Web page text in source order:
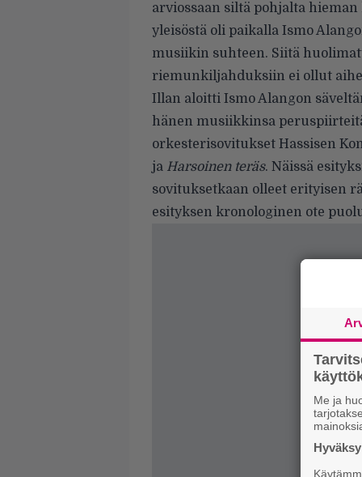
arviossaan siltä pohjalta
yleisöstä oli paikalla Ismo
musiikin suhteen. Siitä
riemunkiljahduksiin ei ollut
Illan aloitti Ismo Alangon
hänen musiikkinsa
orkesterisovitukset Hassisen
ja Harsoinen teräs. Näissä
sovituksetkaan olleet erityisen
esityksen kronologinen ote
Me ja